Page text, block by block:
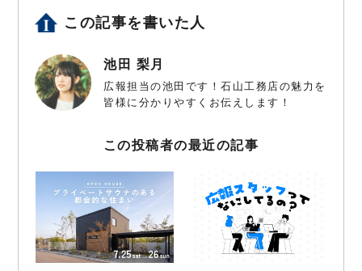
この記事を書いた人
池田 梨月
広報担当の池田です！石山工務店の魅力を
皆様に分かりやすくお伝えします！
この投稿者の最近の記事